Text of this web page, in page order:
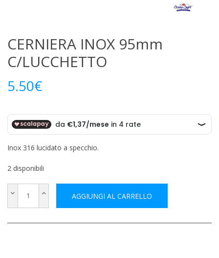
CERNIERA INOX 95mm
C/LUCCHETTO
5.50€
Inox 316 lucidato a specchio.
2 disponibili
AGGIUNGI AL CARRELLO